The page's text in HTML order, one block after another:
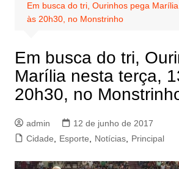
ú
d
Em busca do tri, Ourinhos pega
às 20h30, no Monstrinho
Em busca do tri,
Marília nesta terça,
20h30, no
admin
12 de junho de 2017
Cidade
Esporte Notícias, Principal